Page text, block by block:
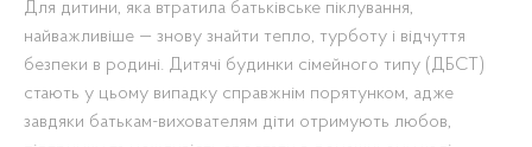
Для дитини, яка втратила батьківське піклування,
найважливіше — знову знайти тепло, турботу і відчуття
безпеки в родині. Дитячі будинки сімейного типу (ДБСТ)
стають у цьому випадку справжнім порятунком, адже
завдяки батькам-вихователям діти отримують любов,